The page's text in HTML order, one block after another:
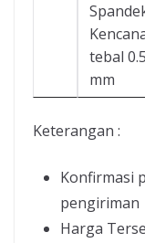
tebal
mm
Keterangan :
Konfirmasi
pengiriman
Harga